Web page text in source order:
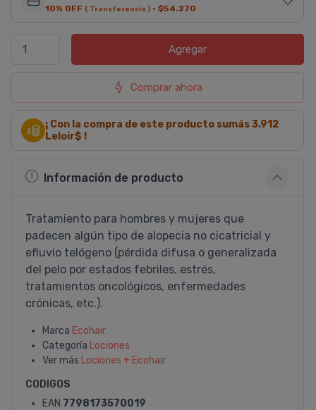
10% OFF ( Transferencia ) · $54.270
Agregar
Comprar ahora
¡ Con la compra de este producto sumás3.912
Leloir$ !
Información de producto
Tratamiento para hombres y mujeres que
padecen algún tipo de alopecia no cicatricial y
efluvio telógeno (pérdida difusa o generalizada
del pelo por estados febriles, estrés,
tratamientos oncológicos, enfermedades
crónicas, etc.).
Marca Ecohair
Categoría Lociones
Ver más Lociones + Ecohair
CODIGOS
EAN 7798173570019